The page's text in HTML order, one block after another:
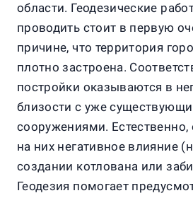
области. Геодезические
проводить стоит в первую
причине, что территория
плотно застроена.
постройки оказываются в
близости с уже
сооружениями. Естественно,
на них негативное влияние
создании котлована или
Геодезия помогает